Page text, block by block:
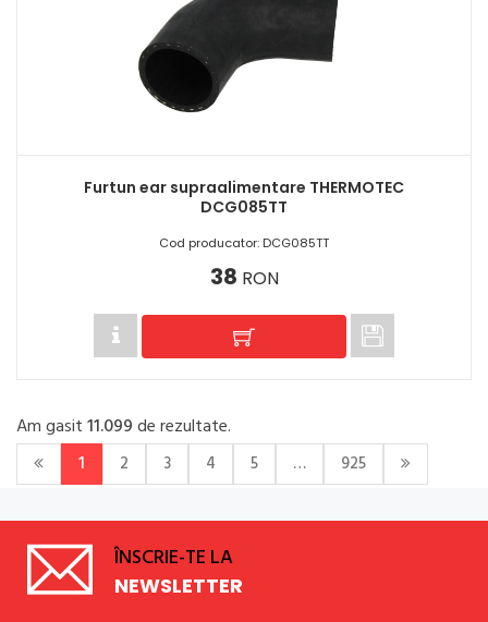
Furtun ear supraalimentare THERMOTEC
DCG085TT
Cod producator: DCG085TT
38 RON
Am gasit11.099de rezultate.
1 2 3 4 5 … 925
ÎNSCRIE-TE LA
NEWSLETTER